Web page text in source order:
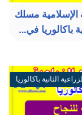
الإسلامية مسلك
باكالوريا في...
الثانية باكالوريا